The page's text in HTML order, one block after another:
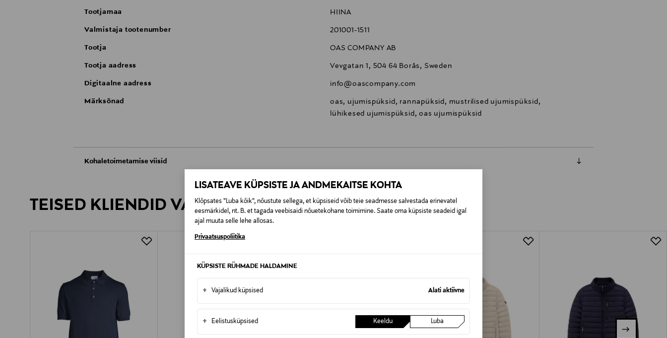
LISATEAVE KÜPSISTE JA ANDMEKAITSE KOHTA
Klõpsates "Luba kõik", nõustute sellega, et küpsiseid võib teie seadmesse salvestada erinevatel
eesmärkidel, nt. B. et tagada veebisaidi nõuetekohane toimimine. Saate oma küpsiste seadeid igal
ajal muuta selle lehe allosas.
Privaatsuspoliitika
KÜPSISTE RÜHMADE HALDAMINE
+ Vajalikud küpsised Alati aktiivne
+ Eelistusküpsised Keeldu Luba
Tootjamaa HIINA
Valmistaja tootenumber 201001-1511
Tootja OAS COMPANY AB
Tootja aadress Vevgatan 1, 504 64 Borås, Sweden
Digitaalne aadress info@oascompany.com
Märksõnad
oas, ujumispüksid, rannapüksid, mustrilised ujumispüksid,
lühikesed ujumispüksid, oas ujumispüksid
Kohaletoimetamise viisid
Tarnimine pakiautomaati või postkontorisse 0,00 € – 4,90 €
TEISED KLIENDID VAATASID KA